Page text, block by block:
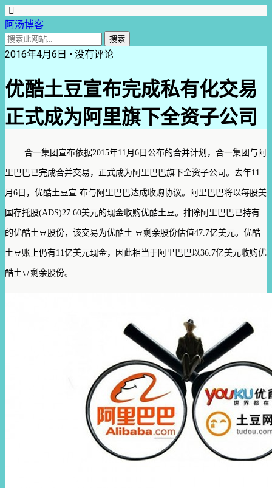
阿汤博客
2016年4月6日 • 没有评论
优酷土豆宣布完成私有化交易
正式成为阿里旗下全资子公司
合一集团宣布依据2015年11月6日公布的合并计划，合一集团与阿
里巴巴已完成合并交易，正式成为阿里巴巴旗下全资子公司。去年11
月6日，优酷土豆宣 布与阿里巴巴达成收购协议。阿里巴巴将以每股美
国存托股(ADS)27.60美元的现金收购优酷土豆。排除阿里巴巴已持有
的优酷土豆股份，该交易为优酷土 豆剩余股份估值47.7亿美元。优酷
土豆账上仍有11亿美元现金，因此相当于阿里巴巴以36.7亿美元收购优
酷土豆剩余股份。